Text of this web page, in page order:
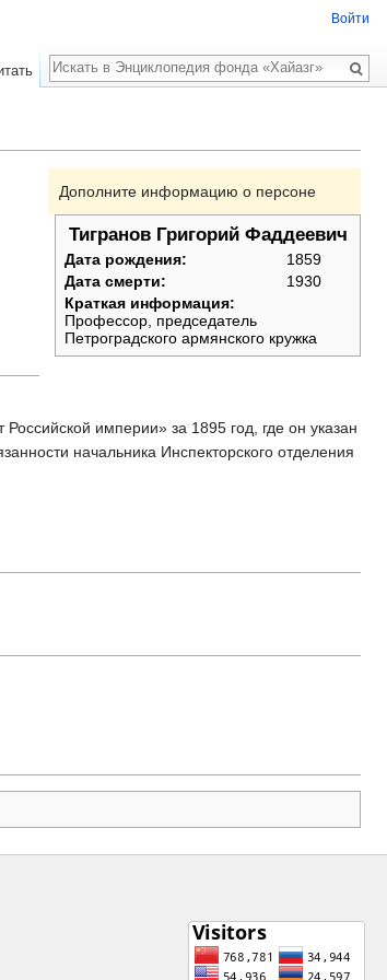
Дополните информацию о персоне
Тигранов Григорий Фаддеевич
Дата рождения:
1859
Дата смерти:
1930
Краткая информация:
Профессор, председатель
Петроградского армянского кружка
империи» за 1895 год, где он указан
начальника Инспекторского отделения
Войти
Поиск